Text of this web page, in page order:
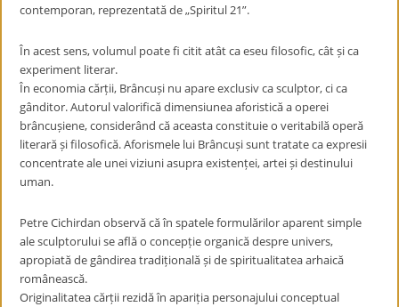
contemporan, reprezentată de „Spiritul 21”.
În acest sens, volumul poate fi citit atât ca eseu filosofic, cât și ca
experiment literar.
În economia cărții, Brâncuși nu apare exclusiv ca sculptor, ci ca
gânditor. Autorul valorifică dimensiunea aforistică a operei
brâncușiene, considerând că aceasta constituie o veritabilă operă
literară și filosofică. Aforismele lui Brâncuși sunt tratate ca expresii
concentrate ale unei viziuni asupra existenței, artei și destinului
uman.
Petre Cichirdan observă că în spatele formulărilor aparent simple
ale sculptorului se află o concepție organică despre univers,
apropiată de gândirea tradițională și de spiritualitatea arhaică
românească.
Originalitatea cărții rezidă în apariția personajului conceptual